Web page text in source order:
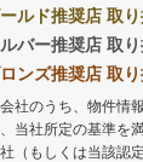
ルド推奨店 取
バー推奨店 取
ンズ推奨店 取
社のうち、物件情
当社所定の基準を
（もしくは当該認